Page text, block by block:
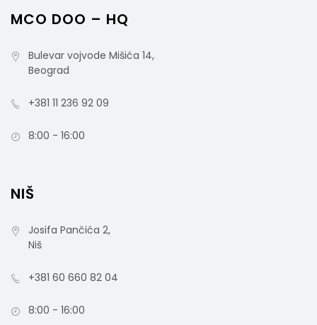
MCO DOO – HQ
Bulevar vojvode Mišića 14,
Beograd
+381 11 236 92 09
8:00 - 16:00
NIŠ
Josifa Pančića 2,
Niš
+381 60 660 82 04
8:00 - 16:00